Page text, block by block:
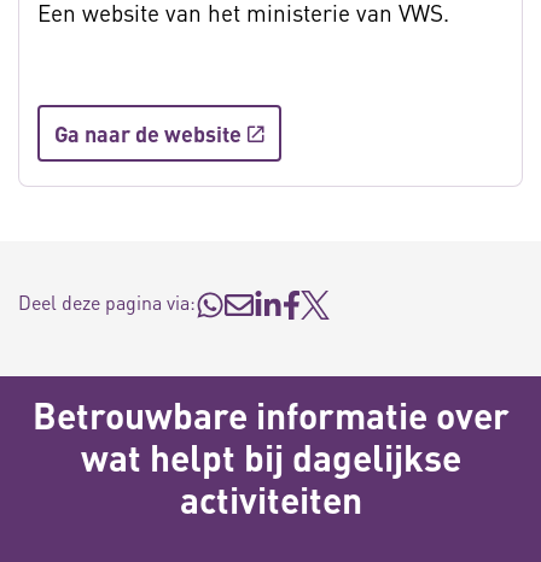
Een website van het ministerie van VWS.
Ga naar de website
Deel deze pagina via:
Betrouwbare informatie over
wat helpt bij dagelijkse
activiteiten